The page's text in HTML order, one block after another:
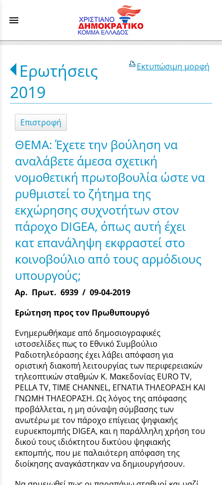
menu
Εκτυπώσιμη μορφή
Ερωτήσεις
2019
Επιστροφή
ΘΕΜΑ: Έχετε την βούληση να
αναλάβετε άμεσα σχετική
νομοθετική πρωτοβουλία ώστε να
ρυθμιστεί το ζήτημα της
εκχώρησης συχνοτήτων στον
πάροχο DIGEA, όπως αυτή έχει
κατ επανάληψη εκφραστεί στο
κοινοβούλιο από τους αρμόδιους
υπουργούς;
Αρ. Πρωτ. 6939 / 09-04-2019
Ερώτηση προς τον Πρωθυπουργό
Ενημερωθήκαμε από δημοσιογραφικές
ιστοσελίδες πως το Εθνικό Συμβούλιο
Ραδιοτηλεόρασης έχει λάβει απόφαση για
οριστική διακοπή λειτουργίας των περιφερειακών
τηλεοπτικών σταθμών Κ. Μακεδονίας EURO TV,
PELLA TV, TIME CHANNEL, ΕΓΝΑΤΙΑ ΤΗΛΕΟΡΑΣΗ ΚΑΙ
ΓΝΩΜΗ ΤΗΛΕΟΡΑΣΗ. Ως λόγος της απόφασης
προβάλλεται, η μη σύναψη σύμβασης των
ανωτέρω με τον πάροχο επίγειας ψηφιακής
ευρυεκπομπής DIGEA, και η παράλληλη χρήση του
δικού τους ιδιόκτητου δικτύου ψηφιακής
εκπομπής, που με παλαιότερη απόφαση της
διοίκησης αναγκάστηκαν να δημιουργήσουν.